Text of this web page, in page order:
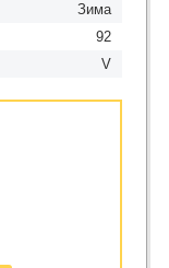
Зима
92
V